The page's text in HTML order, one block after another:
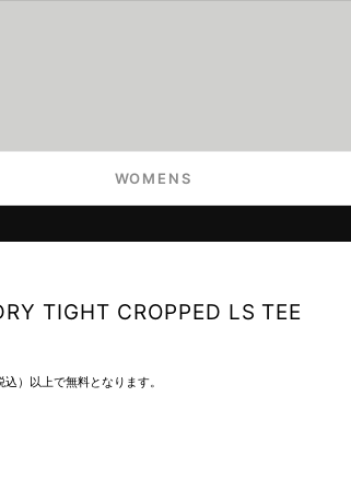
WOMENS
TIGHT CROPPED LS TEE
）以上で無料となります。